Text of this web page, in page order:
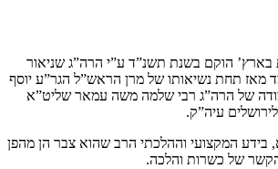
בארץ’ הוקם בשנת תשנ”ד ע”י הרה”ג שניאור
מאז תחת נשיאותו של מרן הראש”ל הגר”ע יוסף
של הרה”ג רבי שלמה משה עמאר שליט”א
עיה”ק.
בידע המקצועי וההלכתי הרב שהוא צבר הן מהפן
של כשרות והלכה.